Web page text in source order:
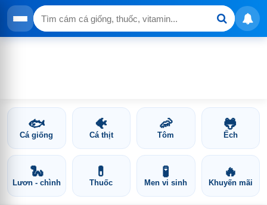
🐟
Cá giống
🐠
Cá thịt
🦐
Tôm
🐸
Ếch
🐍
Lươn - chình
💊
Thuốc
🧪
Men vi sinh
🔥
Khuyến mãi